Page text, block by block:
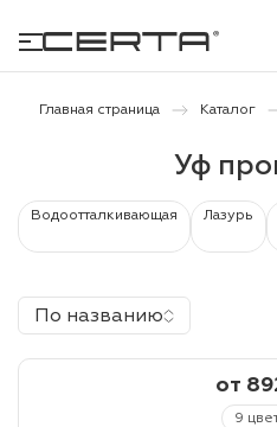
и дачи
бетону,
Главная страница Каталог
Уф
Водоотталкивающая Лазурь
По названию
9
от